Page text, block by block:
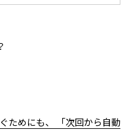
ためにも、 「次回から自動